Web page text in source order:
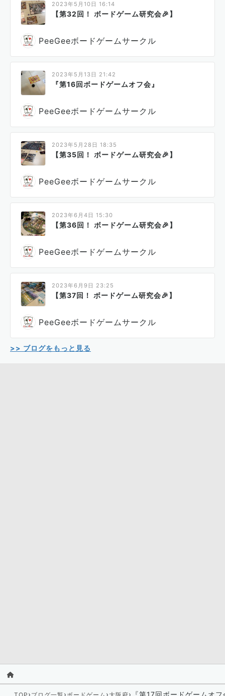
2023年5月10日 16:14
【第32回！ ボードゲーム研究会🎉】
PeeGeeボードゲームサークル
2023年5月13日 21:42
『第16回ボードゲームオフ会』
PeeGeeボードゲームサークル
2023年5月28日 18:35
【第35回！ ボードゲーム研究会🎉】
PeeGeeボードゲームサークル
2023年6月4日 15:30
【第36回！ ボードゲーム研究会🎉】
PeeGeeボードゲームサークル
2023年6月9日 23:25
【第37回！ ボードゲーム研究会🎉】
PeeGeeボードゲームサークル
>> ブログをもっと見る
› › › › 『第17回ボードゲームオ